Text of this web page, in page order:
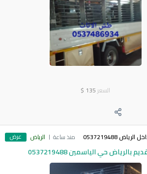
السعر 135
$
0537219488 منذ ساعة الرياض عرض
حي الياسمين 0537219488